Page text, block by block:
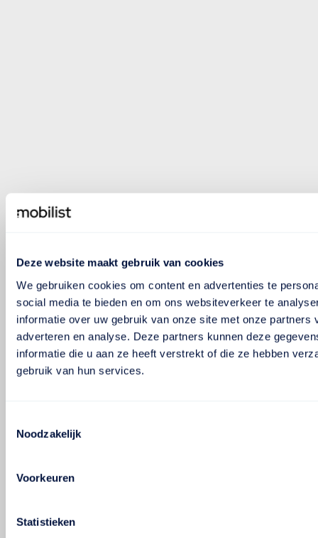
Deze website maakt gebruik van cookies
We gebruiken cookies om content en advertenties te
social media te bieden en om ons websiteverkeer te
informatie over uw gebruik van onze site met onze partners
adverteren en analyse. Deze partners kunnen deze
informatie die u aan ze heeft verstrekt of die ze hebben
gebruik van hun services.
Noodzakelijk
Voorkeuren
Statistieken